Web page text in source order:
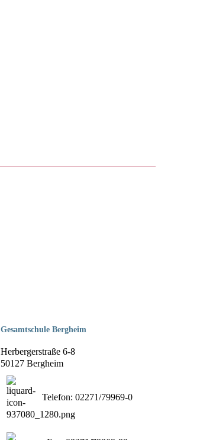
Gesamtschule Bergheim
Herbergerstraße 6-8
50127 Bergheim
Telefon: 02271/79969-0